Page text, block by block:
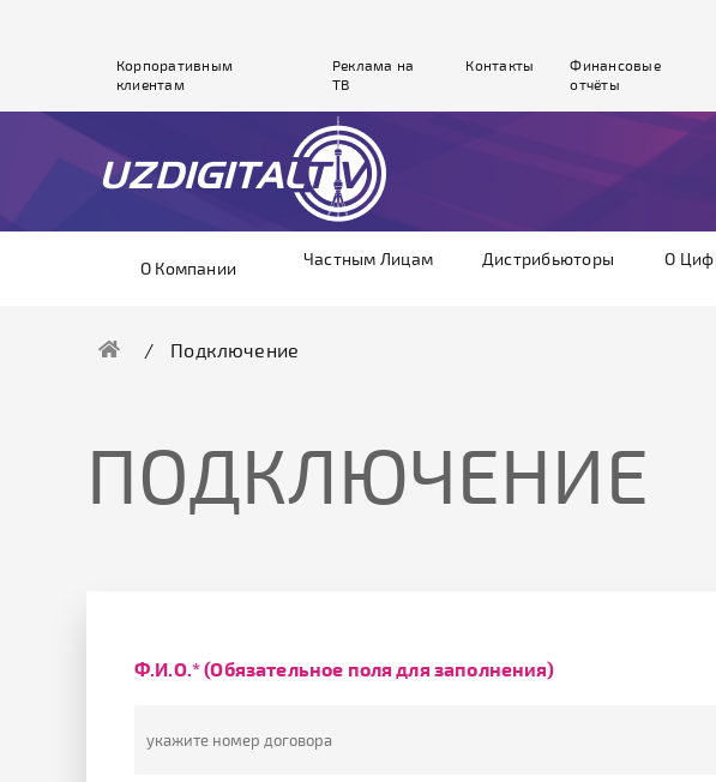
Корпоративным
клиентам
Реклама на
ТВ
Контакты
Финансовые
отчёты
О Компании Частным Лицам Дистрибьюторы О
Подключение
ПОДКЛЮЧЕНИЕ
Ф.И.О.* (Обязательное поля для заполнения)